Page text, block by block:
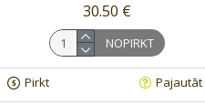
30.50 €
NOPIRKT
Pirkt Pajautāt